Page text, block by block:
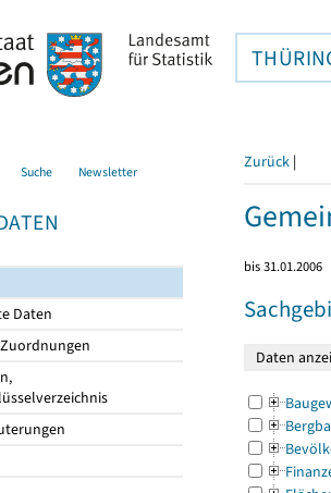
Suche Newsletter
Daten
Zurück |
bis 31.01.2006